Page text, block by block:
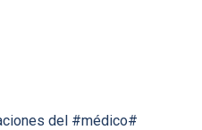
del #médico#